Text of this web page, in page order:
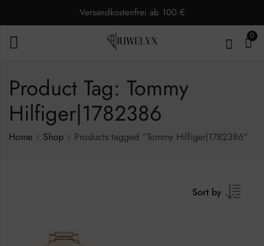
Versandkostenfrei ab 100 €
0
Product Tag: Tommy
Hilfiger|1782386
Home Shop Products tagged “Tommy Hilfiger|1782386”
Sort by